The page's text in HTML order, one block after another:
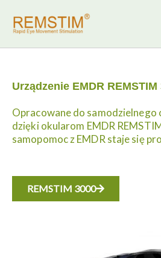
treści
Urządzenie EMDR REMSTIM
Opracowane do samodzielnego
dzięki okularom EMDR
samopomoc z EMDR staje się
REMSTIM 3000